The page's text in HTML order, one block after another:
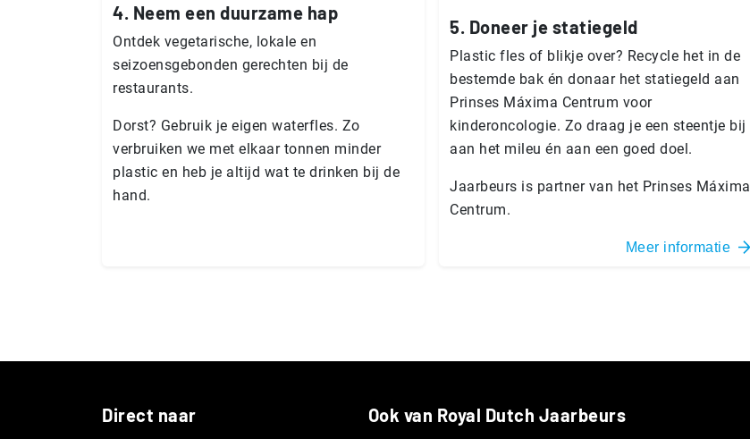
4. Neem een duurzame hap
Ontdek vegetarische, lokale en
seizoensgebonden gerechten bij de
restaurants.
Dorst? Gebruik je eigen waterfles. Zo
verbruiken we met elkaar tonnen minder
plastic en heb je altijd wat te drinken bij de
hand.
5. Doneer je statiegeld
Plastic fles of blikje over? Recycle het in de
bestemde bak én donaar het statiegeld aan
Prinses Máxima Centrum voor
kinderoncologie. Zo draag je een steentje bij
aan het mileu én aan een goed doel.
Jaarbeurs is partner van het Prinses Máxima
Centrum.
Meer informatie
Direct naar Ook van Royal Dutch Jaarbeurs